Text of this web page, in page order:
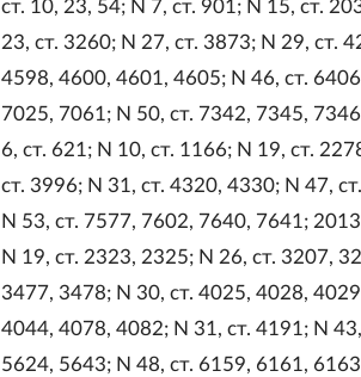
ст. 10, 23, 54; N 7, ст. 901; N 15, ст.
23, ст. 3260; N 27, ст. 3873; N 29, ст.
4598, 4600, 4601, 4605; N 46, ст.
7025, 7061; N 50, ст. 7342, 7345,
6, ст. 621; N 10, ст. 1166; N 19, ст.
ст. 3996; N 31, ст. 4320, 4330; N 47,
N 53, ст. 7577, 7602, 7640, 7641;
N 19, ст. 2323, 2325; N 26, ст. 3207,
3477, 3478; N 30, ст. 4025, 4028,
4044, 4078, 4082; N 31, ст. 4191; N
5624, 5643; N 48, ст. 6159, 6161,